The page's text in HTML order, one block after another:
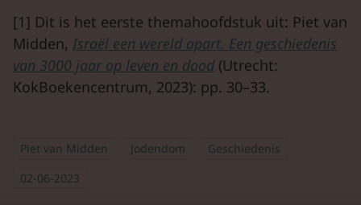
[1] Dit is het eerste themahoofdstuk uit: Piet van
Midden, Israël een wereld apart. Een geschiedenis
van 3000 jaar op leven en dood (Utrecht:
KokBoekencentrum, 2023): pp. 30–33.
Piet van Midden Jodendom
Geschiedenis
02-06-2023